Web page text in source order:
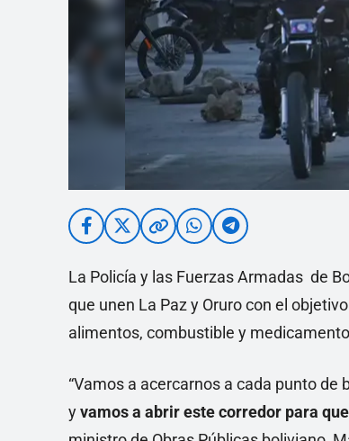
La Policía y las Fuerzas Armadas de
que unen La Paz y Oruro con el
alimentos, combustible y
“Vamos a acercarnos a cada punto
yvamos a abrir este corredor para